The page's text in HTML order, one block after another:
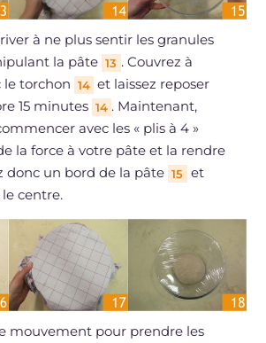
à ne plus sentir les granules
la pâte 13 . Couvrez à
le torchon 14 et laissez reposer
15 minutes 14 . Maintenant,
avec les « plis à 4 »
la force à votre pâte et la rendre
donc un bord de la pâte 15 et
centre.
mouvement pour prendre les